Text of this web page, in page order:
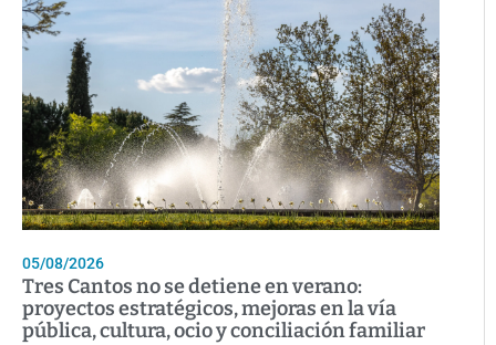
05/08/2026
Tres Cantos no se detiene en verano:
proyectos estratégicos, mejoras en la vía
pública, cultura, ocio y conciliación familiar